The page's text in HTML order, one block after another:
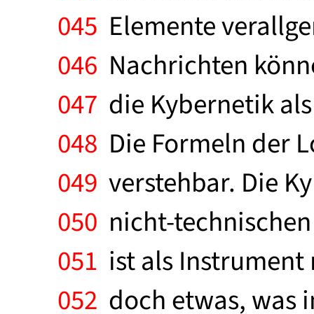
045 Elemente
046 Nachrichten
047 die Kybernetik
048 Die Formeln der
049 verstehbar. Die
050 nicht-
051 ist als
052 doch etwas, was